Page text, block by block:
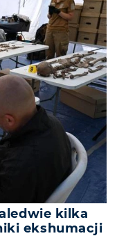
kilka
ekshumacji